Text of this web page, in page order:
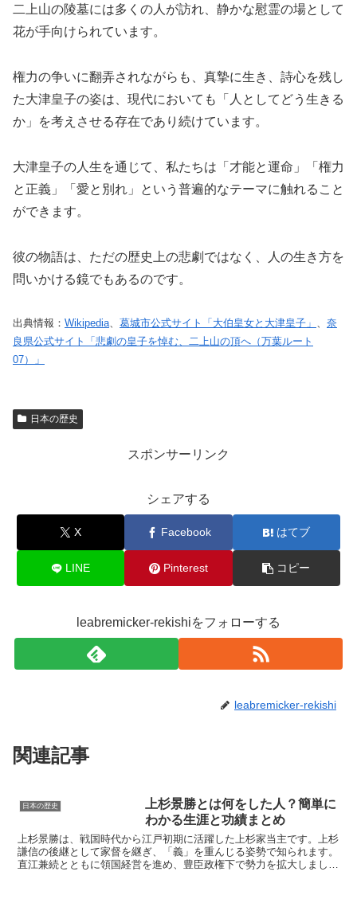
二上山の陵墓には多くの人が訪れ、静かな慰霊の場として
花が手向けられています。
権力の争いに翻弄されながらも、真摯に生き、詩心を残し
た大津皇子の姿は、現代においても「人としてどう生きる
か」を考えさせる存在であり続けています。
大津皇子の人生を通じて、私たちは「才能と運命」「権力
と正義」「愛と別れ」という普遍的なテーマに触れること
ができます。
彼の物語は、ただの歴史上の悲劇ではなく、人の生き方を
問いかける鏡でもあるのです。
出典情報： Wikipedia 葛城市公式サイト「大伯皇女と大津皇子」
奈
良県公式サイト「悲劇の皇子を悼む、二上山の頂へ（万葉ルート
07）」
日本の歴史
スポンサーリンク
シェアする
X Facebook はてブ
LINE Pinterest コピー
leabremicker-rekishiをフォローする
leabremicker-rekishi
関連記事
日本の歴史
上杉景勝とは何をした人？簡単に
わかる生涯と功績まとめ
上杉景勝は、戦国時代から江戸初期に活躍した上杉家当主です。上杉
謙信の後継として家督を継ぎ、「義」を重んじる姿勢で知られます。
直江兼続とともに領国経営を進め、豊臣政権下で勢力を拡大しまし